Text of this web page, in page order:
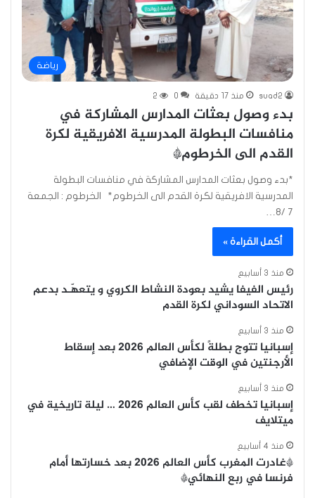
رياضة
suad2 منذ 17 دقيقة 0
2
بدء وصول بعثات المدارس المشاركة في
منافسات البطولة المدرسية الافريقية لكرة
القدم الى الخرطوم*
*بدء وصول بعثات المدارس المشاركة في منافسات البطولة
المدرسية الافريقية لكرة القدم الى الخرطوم* الخرطوم : الجمعة
٧ /٨…
أكمل القراءة »
منذ 3 أسابيع
رئيس الفيفا يشيد بعودة النشاط الكروي و يتعهّـد بدعم
الاتحاد السوداني لكرة القدم
منذ 3 أسابيع
إسبانيا تتوج بطلةً لكأس العالم 2026 بعد إسقاط
الأرجنتين في الوقت الإضافي
منذ 3 أسابيع
إسبانيا تخطف لقب كأس العالم 2026 … ليلة تاريخية في
ميتلايف
منذ 4 أسابيع
*غادرت المغرب كأس العالم 2026 بعد خسارتها أمام
فرنسا في ربع النهائي*